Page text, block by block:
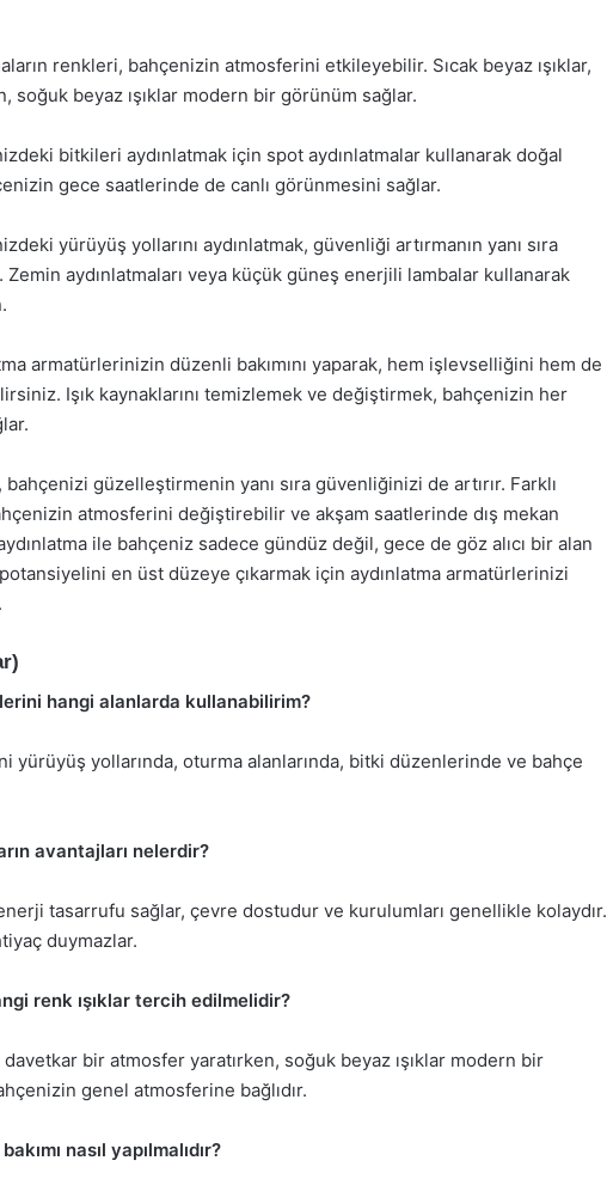
renkleri, bahçenizin atmosferini etkileyebilir. Sıcak beyaz ışıklar,
soğuk beyaz ışıklar modern bir görünüm sağlar.
bitkileri aydınlatmak için spot aydınlatmalar kullanarak doğal
gece saatlerinde de canlı görünmesini sağlar.
yürüyüş yollarını aydınlatmak, güvenliği artırmanın yanı sıra
aydınlatmaları veya küçük güneş enerjili lambalar kullanarak
armatürlerinizin düzenli bakımını yaparak, hem işlevselliğini hem de
Işık kaynaklarını temizlemek ve değiştirmek, bahçenizin her
güzelleştirmenin yanı sıra güvenliğinizi de artırır. Farklı
atmosferini değiştirebilir ve akşam saatlerinde dış mekan
ile bahçeniz sadece gündüz değil, gece de göz alıcı bir alan
en üst düzeye çıkarmak için aydınlatma armatürlerinizi
hangi alanlarda kullanabilirim?
yürüyüş yollarında, oturma alanlarında, bitki düzenlerinde ve bahçe
avantajları nelerdir?
tasarrufu sağlar, çevre dostudur ve kurulumları genellikle kolaydır.
duymazlar.
renk ışıklar tercih edilmelidir?
davetkar bir atmosfer yaratırken, soğuk beyaz ışıklar modern bir
genel atmosferine bağlıdır.
nasıl yapılmalıdır?